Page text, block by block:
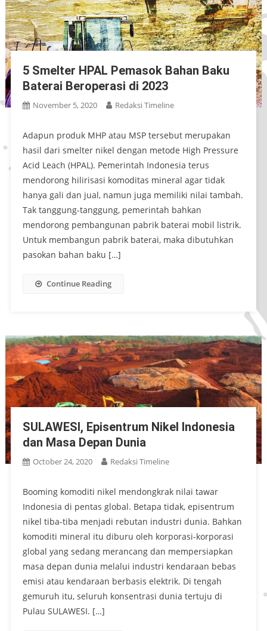
5 Smelter HPAL Pemasok Bahan Baku
Baterai Beroperasi di 2023
November 5, 2020 Redaksi Timeline
Adapun produk MHP atau MSP tersebut merupakan
hasil dari smelter nikel dengan metode High Pressure
Acid Leach (HPAL). Pemerintah Indonesia terus
mendorong hilirisasi komoditas mineral agar tidak
hanya gali dan jual, namun juga memiliki nilai tambah.
Tak tanggung-tanggung, pemerintah bahkan
mendorong pembangunan pabrik baterai mobil listrik.
Untuk membangun pabrik baterai, maka dibutuhkan
pasokan bahan baku […]
Continue Reading
SULAWESI, Episentrum Nikel Indonesia
dan Masa Depan Dunia
October 24, 2020 Redaksi Timeline
Booming komoditi nikel mendongkrak nilai tawar
Indonesia di pentas global. Betapa tidak, episentrum
nikel tiba-tiba menjadi rebutan industri dunia. Bahkan
komoditi mineral itu diburu oleh korporasi-korporasi
global yang sedang merancang dan mempersiapkan
masa depan dunia melalui industri kendaraan bebas
emisi atau kendaraan berbasis elektrik. Di tengah
gemuruh itu, seluruh konsentrasi dunia tertuju di
Pulau SULAWESI. […]